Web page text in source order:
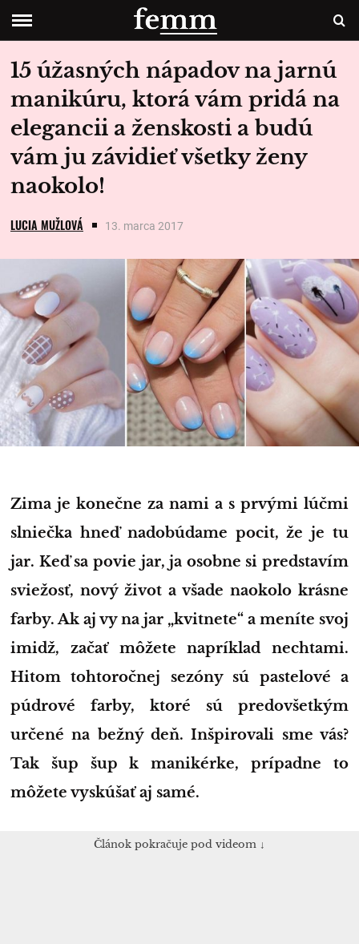
15 úžasných nápadov na jarnú
manikúru, ktorá vám pridá na
elegancii a ženskosti a budú
vám ju závidieť všetky ženy
naokolo!
LUCIA MUŽLOVÁ 13. marca 2017
Zima je konečne za nami a s prvými lúčmi
slniečka hneď nadobúdame pocit, že je tu
jar. Keď sa povie jar, ja osobne si predstavím
sviežosť, nový život a všade naokolo krásne
farby. Ak aj vy na jar „kvitnete“ a meníte svoj
imidž, začať môžete napríklad nechtami.
Hitom tohtoročnej sezóny sú pastelové a
púdrové farby, ktoré sú predovšetkým
určené na bežný deň. Inšpirovali sme vás?
Tak šup šup k manikérke, prípadne to
môžete vyskúšať aj samé.
Článok pokračuje pod videom ↓